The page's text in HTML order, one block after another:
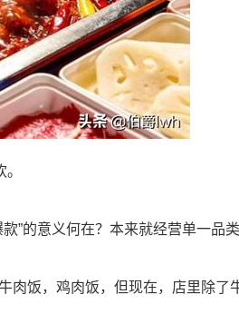
”的意义何在？本来就经营单一品
肉饭，鸡肉饭，但现在，店里除了